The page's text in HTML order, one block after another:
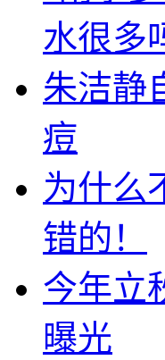
水很多
朱洁静
痘
为什么
错的！
今年立
曝光